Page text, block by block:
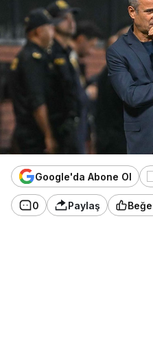
Google'da Abone Ol
0 Paylaş